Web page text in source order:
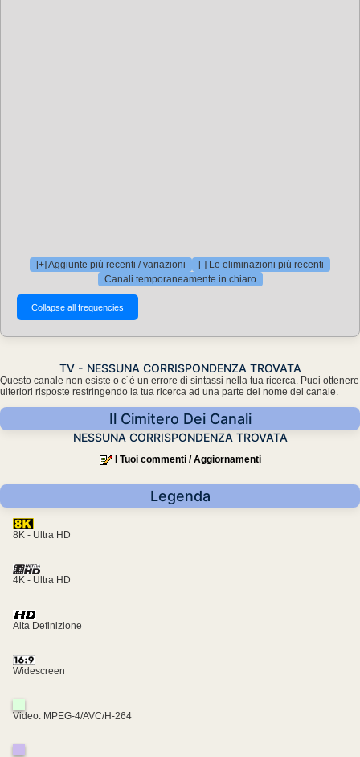
[+] Aggiunte più recenti / variazioni
[-] Le eliminazioni più recenti
Canali temporaneamente in chiaro
TV - NESSUNA CORRISPONDENZA TROVATA
Questo canale non esiste o c´è un errore di sintassi nella tua ricerca. Puoi ottenere
ulteriori risposte restringendo la tua ricerca ad una parte del nome del canale.
Il Cimitero Dei Canali
NESSUNA CORRISPONDENZA TROVATA
I Tuoi commenti / Aggiornamenti
Legenda
8K - Ultra HD
4K - Ultra HD
Alta Definizione
Widescreen
Video: MPEG-4/AVC/H-264